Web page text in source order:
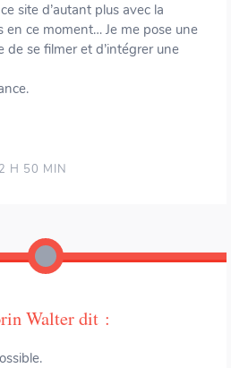
site d’autant plus avec la
en ce moment… Je me pose une
de se filmer et d’intégrer une
H 50 MIN
Walterdit :